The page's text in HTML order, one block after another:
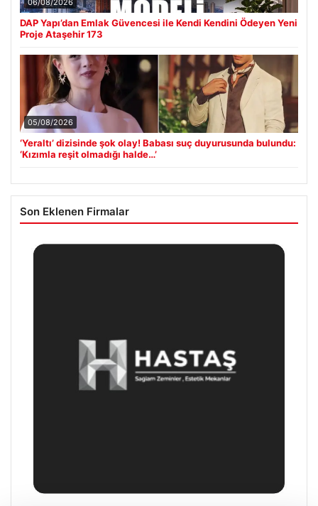
06/08/2026
DAP Yapı’dan Emlak Güvencesi ile Kendi Kendini Ödeyen Yeni
Proje Ataşehir 173
05/08/2026
‘Yeraltı’ dizisinde şok olay! Babası suç duyurusunda bulundu:
‘Kızımla reşit olmadığı halde…’
Son Eklenen Firmalar